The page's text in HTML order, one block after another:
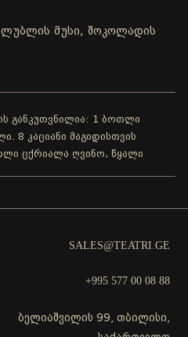
მუსი, შოკოლადის
განკუთვნილია: 1 ბოთლი
8 კაციანი მაგიდისთვის
ცქრიალა ღვინო, წყალი
SALES@TEATRI.GE
+995 577 00 08 88
ბელიაშვილის 99, თბილისი,